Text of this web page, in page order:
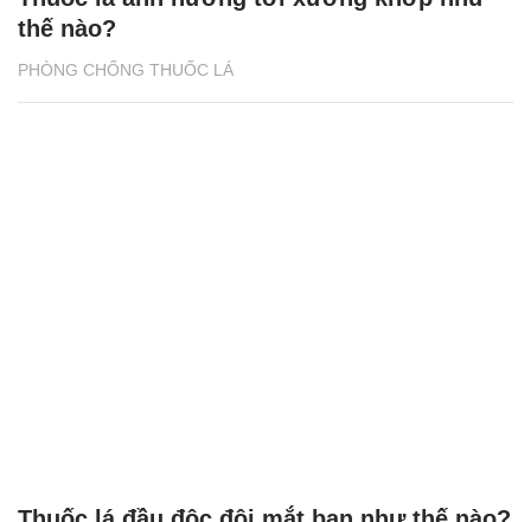
PHÒNG CHỐNG THUỐC LÁ
thế nào?